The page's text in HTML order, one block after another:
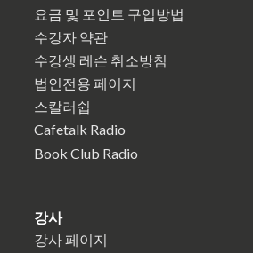
요금 및 포인트 구입방법
수강자 약관
수강생 레슨 취소방침
법인전용 페이지
스칼러쉽
Cafetalk Radio
Book Club Radio
강사
강사 페이지